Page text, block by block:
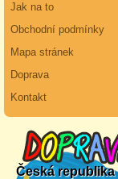
Jak na to
Obchodní podmínky
Mapa stránek
Doprava
Kontakt
Česká republika